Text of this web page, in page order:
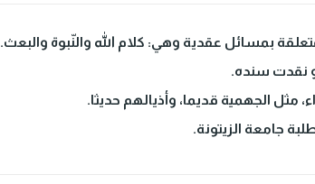
بمسائل عقدية وهي: كلام الله والنّبوة والبعث.
نقدت سنده.
مثل الجهمية قديما، وأذيالهم حديثا.
جامعة الزيتونة.